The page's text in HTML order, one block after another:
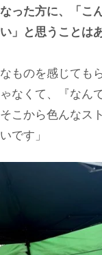
た方に、「こ
」と思うことは
ものを感じても
なくて、『なん
こから色んなス
です」